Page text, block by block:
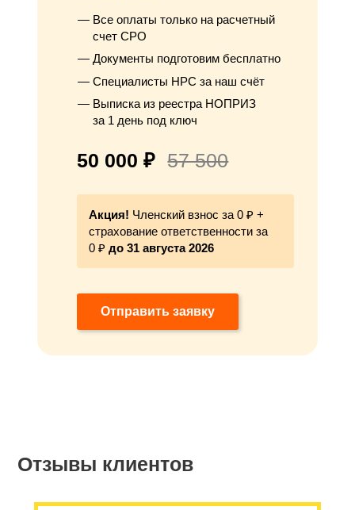
Все оплаты только на расчетный
счет СРО
Документы подготовим бесплатно
Специалисты НРС за наш счёт
Выписка из реестра НОПРИЗ
за 1 день под ключ
50 000 ₽ 57 500
Акция! Членский взнос за 0 ₽ +
страхование ответственности за
0 ₽до 31 августа 2026
Отправить заявку
Отзывы клиентов